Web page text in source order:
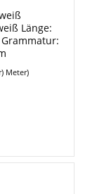
Länge:
Meter)